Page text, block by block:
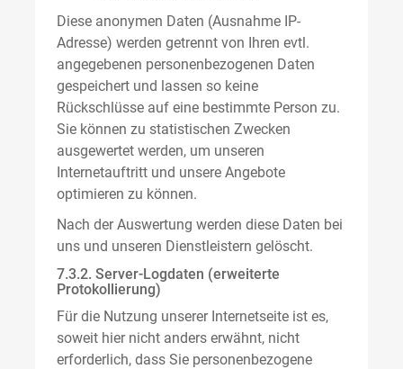
Diese anonymen Daten (Ausnahme IP-
Adresse) werden getrennt von Ihren evtl.
angegebenen personenbezogenen Daten
gespeichert und lassen so keine
Rückschlüsse auf eine bestimmte Person zu.
Sie können zu statistischen Zwecken
ausgewertet werden, um unseren
Internetauftritt und unsere Angebote
optimieren zu können.
Nach der Auswertung werden diese Daten bei
uns und unseren Dienstleistern gelöscht.
7.3.2. Server-Logdaten (erweiterte
Protokollierung)
Für die Nutzung unserer Internetseite ist es,
soweit hier nicht anders erwähnt, nicht
erforderlich, dass Sie personenbezogene